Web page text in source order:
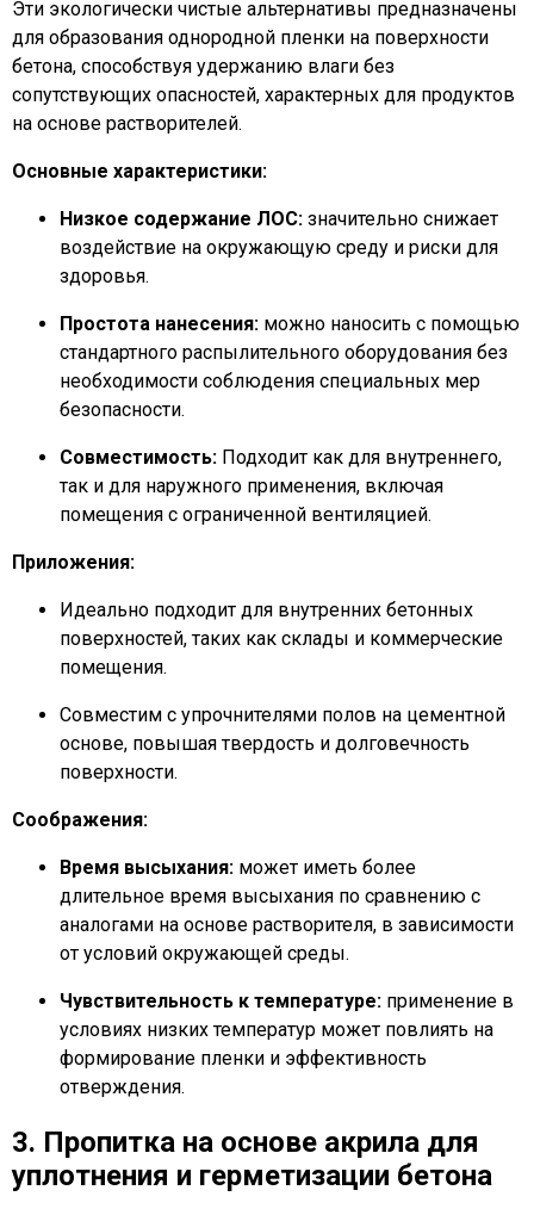
Эти экологически чистые альтернативы предназначены
для образования однородной пленки на поверхности
бетона, способствуя удержанию влаги без
сопутствующих опасностей, характерных для продуктов
на основе растворителей.
Основные характеристики:
Низкое содержание ЛОС: значительно снижает
воздействие на окружающую среду и риски для
здоровья.
Простота нанесения: можно наносить с помощью
стандартного распылительного оборудования без
необходимости соблюдения специальных мер
безопасности.
Совместимость: Подходит как для внутреннего,
так и для наружного применения, включая
помещения с ограниченной вентиляцией.
Приложения:
Идеально подходит для внутренних бетонных
поверхностей, таких как склады и коммерческие
помещения.
Совместим с упрочнителями полов на цементной
основе, повышая твердость и долговечность
поверхности.
Соображения:
Время высыхания: может иметь более
длительное время высыхания по сравнению с
аналогами на основе растворителя, в зависимости
от условий окружающей среды.
Чувствительность к температуре: применение в
условиях низких температур может повлиять на
формирование пленки и эффективность
отверждения.
3. Пропитка на основе акрила для
уплотнения и герметизации бетона